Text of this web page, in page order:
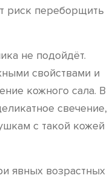
риск переборщить
не подойдёт.
свойствами и
кожного сала. В
свечение,
с такой кожей
явных возрастных